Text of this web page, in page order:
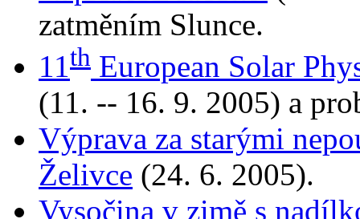
zatměním Slunce.
11th European Solar
(11. -- 16. 9. 2005) a
Výprava za starými
Želivce (24. 6. 2005).
Vysočina v zimě s